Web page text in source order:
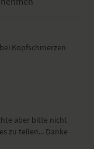
Lippen!)
vor.
Kopfschmerzen
aber bitte nicht
zu teilen... Danke